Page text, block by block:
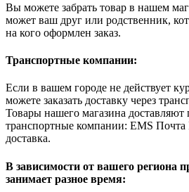
Вы можете забрать товар в нашем
может ваш друг или родственник,
на кого оформлен заказ.
Транспортные компании:
Если в вашем городе не действует
можете заказать доставку через
Товары нашего магазина доставляют
транспортные компании: EMS
доставка.
В зависимости от вашего региона
занимает разное время: